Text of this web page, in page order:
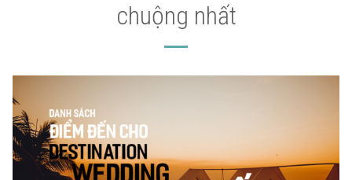
chuộng nhất